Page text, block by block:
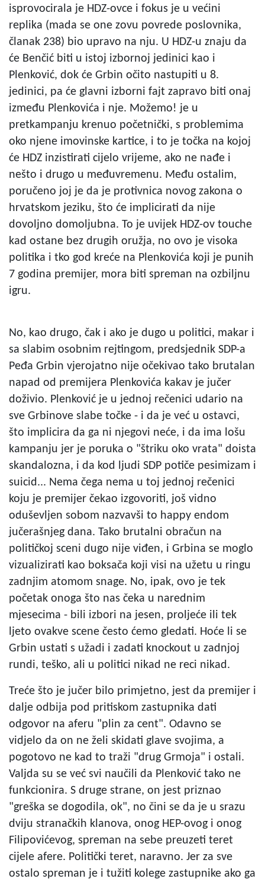
isprovocirala je HDZ-ovce i fokus je u većini
replika (mada se one zovu povrede poslovnika,
članak 238) bio upravo na nju. U HDZ-u znaju da
će Benčić biti u istoj izbornoj jedinici kao i
Plenković, dok će Grbin očito nastupiti u 8.
jedinici, pa će glavni izborni fajt zapravo biti onaj
između Plenkovića i nje. Možemo! je u
pretkampanju krenuo početnički, s problemima
oko njene imovinske kartice, i to je točka na kojoj
će HDZ inzistirati cijelo vrijeme, ako ne nađe i
nešto i drugo u međuvremenu. Među ostalim,
poručeno joj je da je protivnica novog zakona o
hrvatskom jeziku, što će implicirati da nije
dovoljno domoljubna. To je uvijek HDZ-ov touche
kad ostane bez drugih oružja, no ovo je visoka
politika i tko god kreće na Plenkovića koji je punih
7 godina premijer, mora biti spreman na ozbiljnu
igru.
No, kao drugo, čak i ako je dugo u politici, makar i
sa slabim osobnim rejtingom, predsjednik SDP-a
Peđa Grbin vjerojatno nije očekivao tako brutalan
napad od premijera Plenkovića kakav je jučer
doživio. Plenković je u jednoj rečenici udario na
sve Grbinove slabe točke - i da je već u ostavci,
što implicira da ga ni njegovi neće, i da ima lošu
kampanju jer je poruka o "štriku oko vrata" doista
skandalozna, i da kod ljudi SDP potiče pesimizam i
suicid... Nema čega nema u toj jednoj rečenici
koju je premijer čekao izgovoriti, još vidno
oduševljen sobom nazvavši to happy endom
jučerašnjeg dana. Tako brutalni obračun na
političkoj sceni dugo nije viđen, i Grbina se moglo
vizualizirati kao boksača koji visi na užetu u ringu
zadnjim atomom snage. No, ipak, ovo je tek
početak onoga što nas čeka u narednim
mjesecima - bili izbori na jesen, proljeće ili tek
ljeto ovakve scene često ćemo gledati. Hoće li se
Grbin ustati s užadi i zadati knockout u zadnjoj
rundi, teško, ali u politici nikad ne reci nikad.
Treće što je jučer bilo primjetno, jest da premijer i
dalje odbija pod pritiskom zastupnika dati
odgovor na aferu "plin za cent". Odavno se
vidjelo da on ne želi skidati glave svojima, a
pogotovo ne kad to traži "drug Grmoja" i ostali.
Valjda su se već svi naučili da Plenković tako ne
funkcionira. S druge strane, on jest priznao
"greška se dogodila, ok", no čini se da je u srazu
dviju stranačkih klanova, onog HEP-ovog i onog
Filipovićevog, spreman na sebe preuzeti teret
cijele afere. Politički teret, naravno. Jer za sve
ostalo spreman je i tužiti kolege zastupnike ako ga